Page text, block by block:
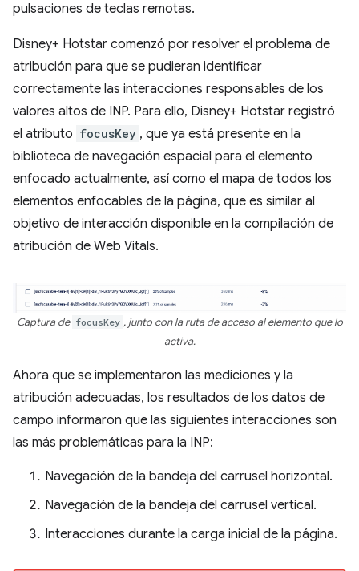
pulsaciones de teclas remotas.
Disney+ Hotstar comenzó por resolver el problema de
atribución para que se pudieran identificar
correctamente las interacciones responsables de los
valores altos de INP. Para ello, Disney+ Hotstar registró
el atributo focusKey , que ya está presente en la
biblioteca de navegación espacial para el elemento
enfocado actualmente, así como el mapa de todos los
elementos enfocables de la página, que es similar al
objetivo de interacción disponible en la compilación de
atribución de Web Vitals.
Captura de focusKey , junto con la ruta de acceso al elemento que lo
activa.
Ahora que se implementaron las mediciones y la
atribución adecuadas, los resultados de los datos de
campo informaron que las siguientes interacciones son
las más problemáticas para la INP:
Navegación de la bandeja del carrusel horizontal.
Navegación de la bandeja del carrusel vertical.
Interacciones durante la carga inicial de la página.